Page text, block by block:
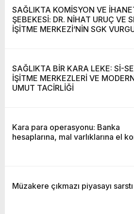
SAĞLIKTA KOMİSYON VE
ŞEBEKESİ: DR. NİHAT URUÇ VE
İŞİTME MERKEZİ’NİN SGK
SAĞLIKTA BİR KARA LEKE: Sİ-
İŞİTME MERKEZLERİ VE
UMUT TACİRLİĞİ
Kara para operasyonu: Banka
hesaplarına, mal varlıklarına el
Müzakere çıkmazı piyasayı sarstı